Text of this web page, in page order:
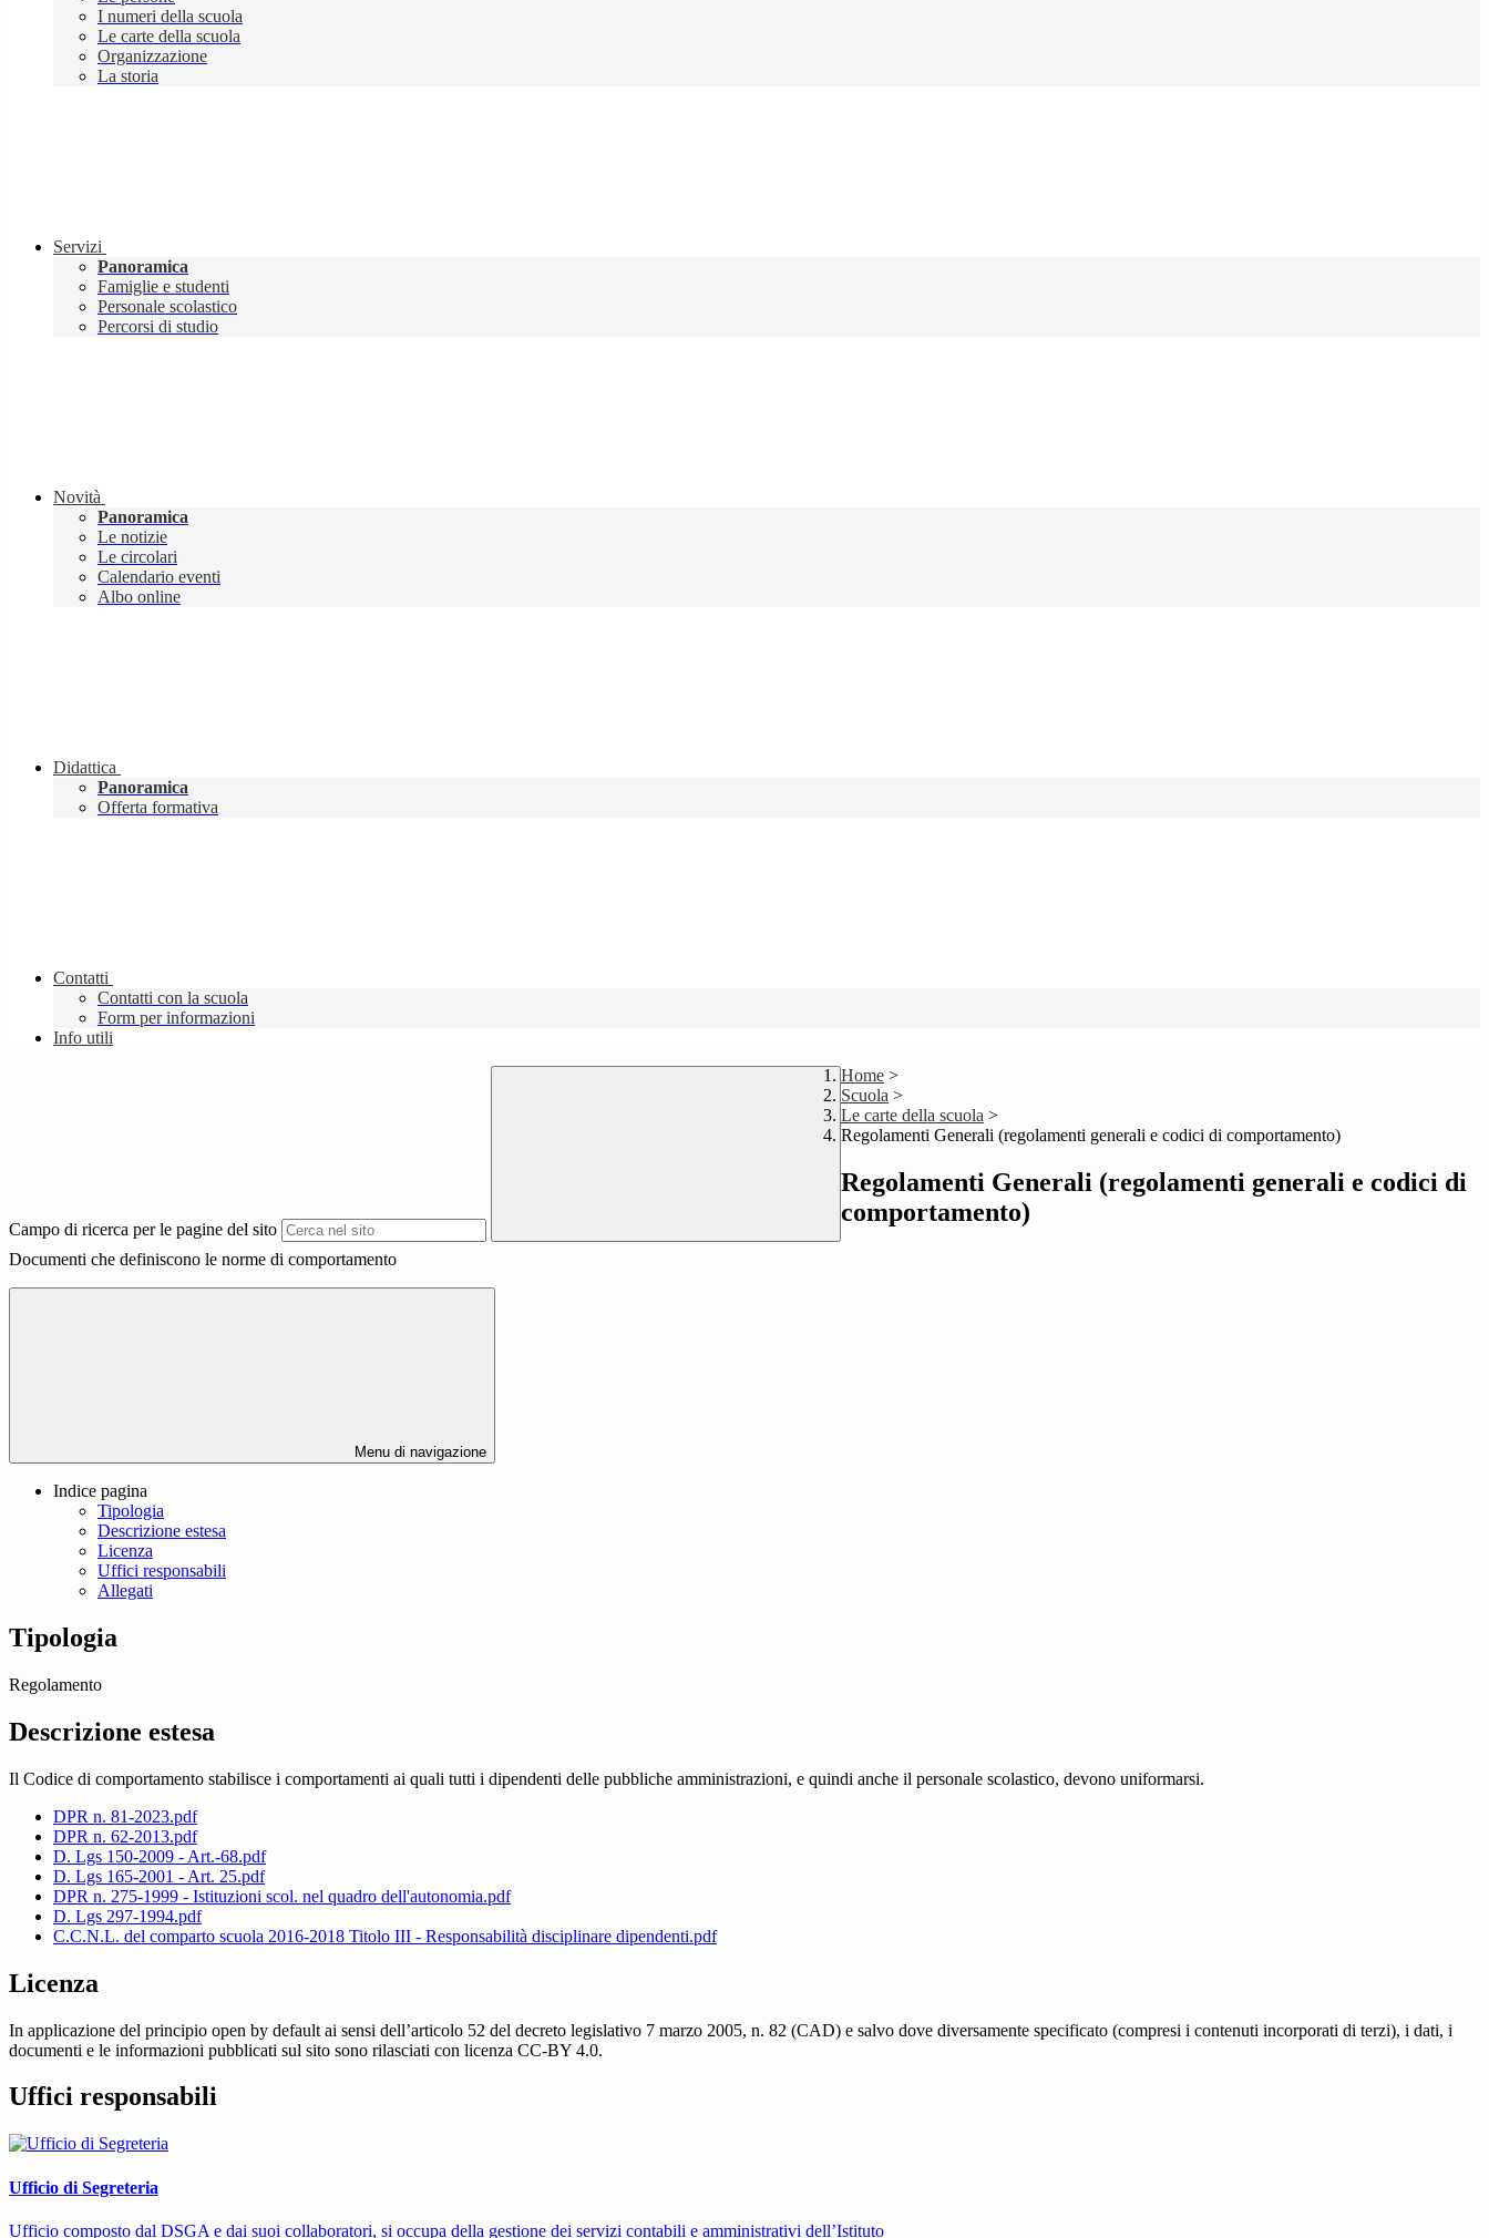
I numeri della scuola
Le carte della scuola
Organizzazione
La storia
Servizi
Panoramica
Famiglie e studenti
Personale scolastico
Percorsi di studio
Novità
Panoramica
Le notizie
Le circolari
Calendario eventi
Albo online
Didattica
Panoramica
Offerta formativa
Contatti
Contatti con la scuola
Form per informazioni
Info utili
Campo di ricerca per le pagine del sito
Home >
Scuola >
Le carte della scuola >
Regolamenti Generali (regolamenti generali e codici di comportamento)
Regolamenti Generali (regolamenti generali e codici di
comportamento)
Documenti che definiscono le norme di comportamento
Menu di navigazione
Indice pagina
Tipologia
Descrizione estesa
Licenza
Uffici responsabili
Allegati
Tipologia
Regolamento
Descrizione estesa
Il Codice di comportamento stabilisce i comportamenti ai quali tutti i dipendenti delle pubbliche amministrazioni, e quindi anche il personale scolastico, devono uniformarsi.
DPR n. 81-2023.pdf
DPR n. 62-2013.pdf
D. Lgs 150-2009 - Art.-68.pdf
D. Lgs 165-2001 - Art. 25.pdf
DPR n. 275-1999 - Istituzioni scol. nel quadro dell'autonomia.pdf
D. Lgs 297-1994.pdf
C.C.N.L. del comparto scuola 2016-2018 Titolo III - Responsabilità disciplinare dipendenti.pdf
Licenza
In applicazione del principio open by default ai sensi dell’articolo 52 del decreto legislativo 7 marzo 2005, n. 82 (CAD) e salvo dove diversamente specificato (compresi i contenuti incorporati di terzi), i dati, i
documenti e le informazioni pubblicati sul sito sono rilasciati con licenza CC-BY 4.0.
Uffici responsabili
Ufficio di Segreteria
Ufficio composto dal DSGA e dai suoi collaboratori, si occupa della gestione dei servizi contabili e amministrativi dell’Istituto